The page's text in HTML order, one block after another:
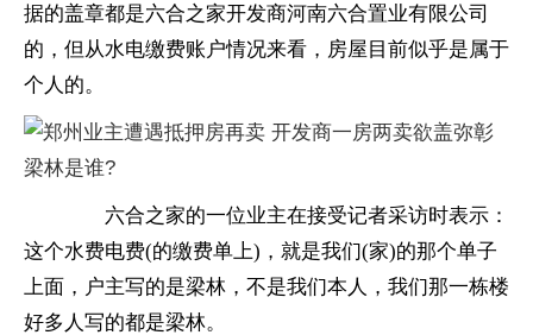
据的盖章都是六合之家开发商河南六合置业有限公司
的，但从水电缴费账户情况来看，房屋目前似乎是属于
个人的。
六合之家的一位业主在接受记者采访时表示：
这个水费电费(的缴费单上)，就是我们(家)的那个单子
上面，户主写的是梁林，不是我们本人，我们那一栋楼
好多人写的都是梁林。